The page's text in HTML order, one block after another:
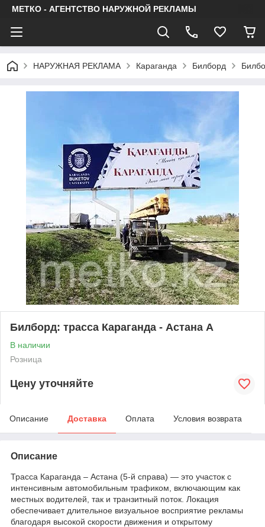
МЕТКО - АГЕНТСТВО НАРУЖНОЙ РЕКЛАМЫ
НАРУЖНАЯ РЕКЛАМА Караганда Билборд
Билборд: трасса Караганда - Астана А
В наличии
Розница
Цену уточняйте
Описание Доставка Оплата Условия возврата
Описание
Трасса Караганда – Астана (5-й справа) — это участок с
интенсивным автомобильным трафиком, включающим как
местных водителей, так и транзитный поток. Локация
обеспечивает длительное визуальное восприятие рекламы
благодаря высокой скорости движения и открытому